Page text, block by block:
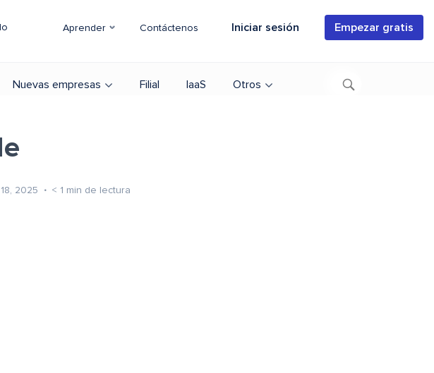
Aprender Contáctenos Iniciar sesión Empezar gratis
Nuevas empresas Filial IaaS Otros
2025 < 1 min de lectura